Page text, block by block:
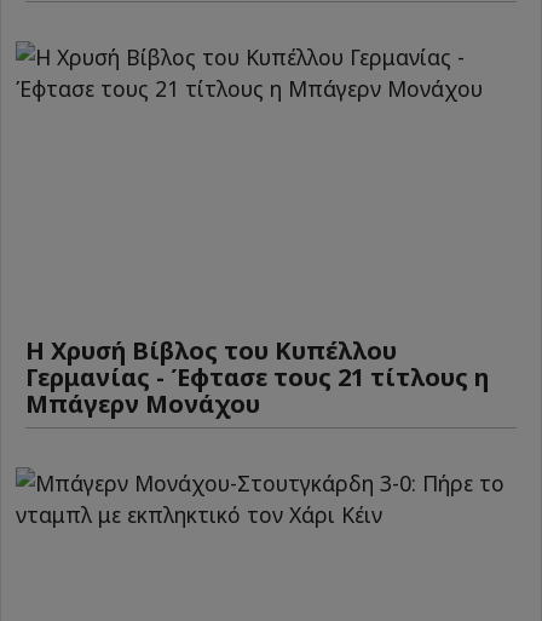
Η Χρυσή Βίβλος του Κυπέλλου
Γερμανίας - Έφτασε τους 21 τίτλους η
Μπάγερν Μονάχου